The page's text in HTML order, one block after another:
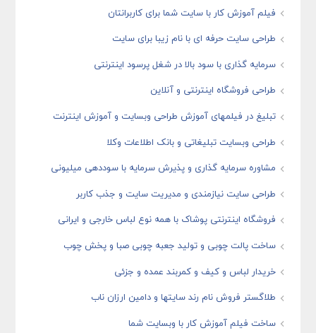
فیلم آموزش کار با سایت شما برای کاربرانتان
طراحی سایت حرفه ای با نام زیبا برای سایت
سرمایه گذاری با سود بالا در شغل پرسود اینترنتی
طراحی فروشگاه اینترنتی و آنلاین
تبلیغ در فیلمهای آموزش طراحی وبسایت و آموزش اینترنت
طراحی وبسایت تبلیغاتی و بانک اطلاعات وکلا
مشاوره سرمایه گذاری و پذیرش سرمایه با سوددهی میلیونی
طراحی سایت نیازمندی و مدیریت سایت و جذب کاربر
فروشگاه اینترنتی پوشاک با همه نوع لباس خارجی و ایرانی
ساخت پالت چوبی و تولید جعبه چوبی صبا و پخش چوب
خریدار لباس و کیف و کمربند عمده و جزئی
طلاگستر فروش نام رند سایتها و دامین ارزان ناب
ساخت فیلم آموزش کار با وبسایت شما